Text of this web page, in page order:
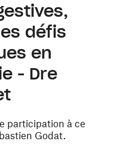
défis
en
- Dre
participation à ce
Godat.